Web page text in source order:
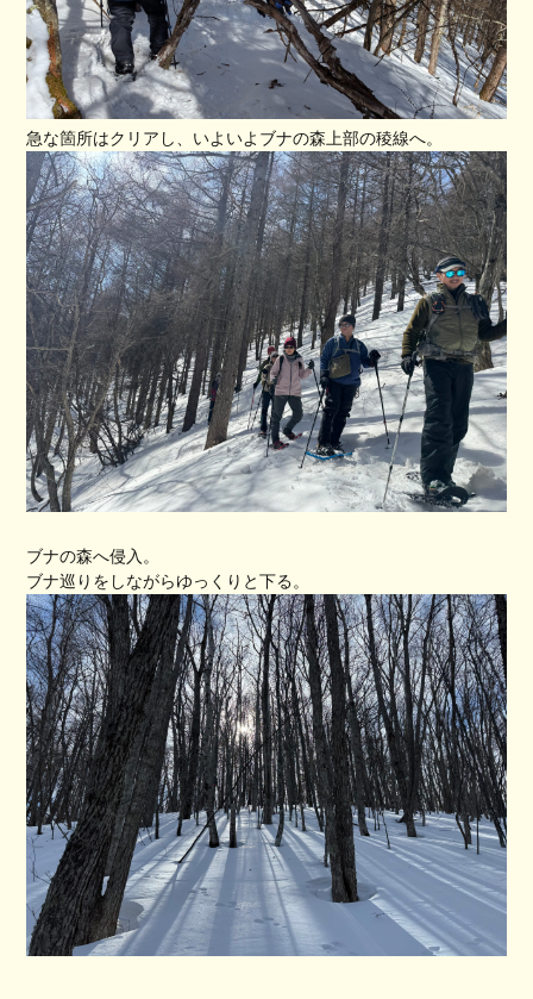
急な箇所はクリアし、いよいよブナの森上部の稜線へ。
ブナの森へ侵入。
ブナ巡りをしながらゆっくりと下る。